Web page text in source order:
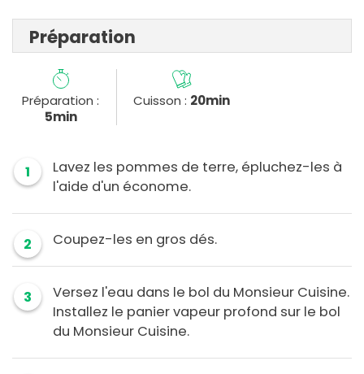
Préparation
Préparation :
5min
Cuisson : 20min
1
Lavez les pommes de terre, épluchez-les à
l'aide d'un économe.
2 Coupez-les en gros dés.
3
Versez l'eau dans le bol du Monsieur Cuisine.
Installez le panier vapeur profond sur le bol
du Monsieur Cuisine.